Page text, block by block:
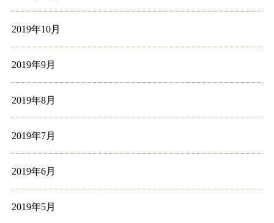
2019年10月
2019年9月
2019年8月
2019年7月
2019年6月
2019年5月